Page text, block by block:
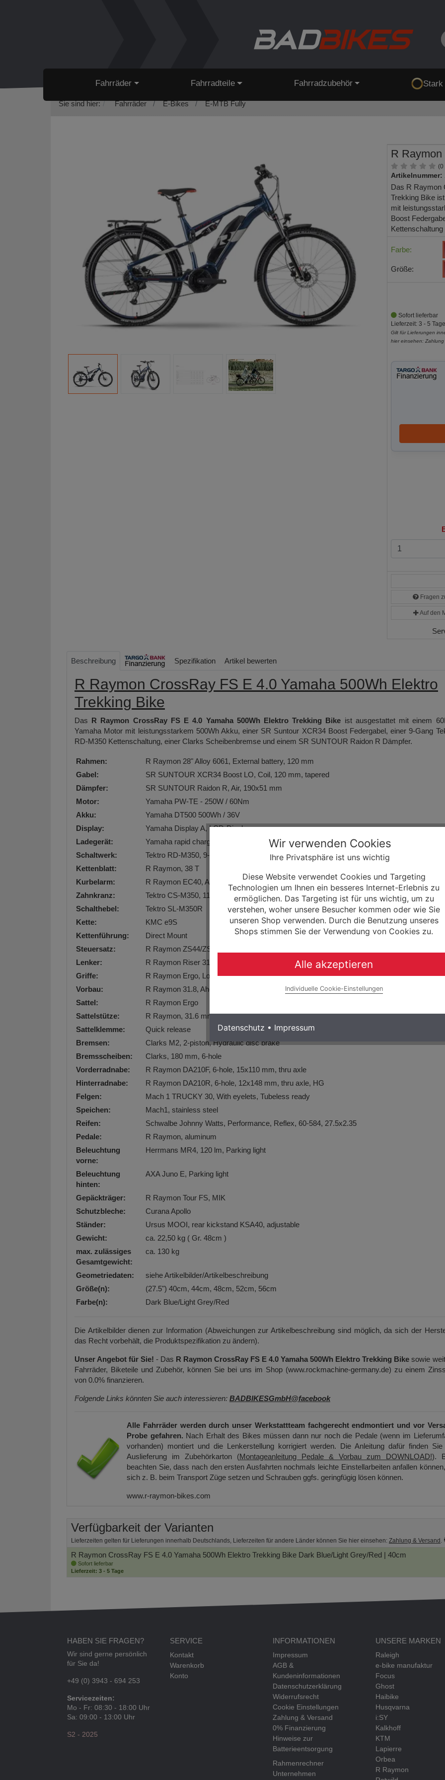
Fahrräder Fahrradteile Fahrradzubehör Stark
Sie sind hier: Fahrräder E-Bikes E-MTB Fully
R
(0
Artikelnummer:
Das R Raymon
Trekking Bike
mit
Boost
Farbe:
Größe:
Sofort lieferbar
Lieferzeit: 3 - 5
Gilt für Lieferungen
hier einsehen:
Fragen
Auf den
Beschreibung Spezifikation Artikel bewerten
R Raymon CrossRay FS E 4.0 Yamaha 500Wh Elektro
Trekking Bike
Das R Raymon CrossRay FS E 4.0 Yamaha 500Wh Elektro Trekking Bike ist ausgestattet mit einem
Yamaha Motor mit leistungsstarkem 500Wh Akku, einer SR Suntour XCR34 Boost Federgabel, einer 9-Gang
RD-M350 Kettenschaltung, einer Clarks Scheibenbremse und einem SR SUNTOUR Raidon R Dämpfer.
Rahmen:
R Raymon 28" Alloy 6061, External battery, 120 mm
Gabel:
SR SUNTOUR XCR34 Boost LO, Coil, 120 mm, tapered
Dämpfer:
SR SUNTOUR Raidon R, Air, 190x51 mm
Motor:
Yamaha PW-TE - 250W / 60Nm
Akku:
Yamaha DT500 500Wh / 36V
Display:
Yamaha Display A, LCD-Display
Ladegerät:
Yamaha rapid charger, 4 A
Schaltwerk:
Tektro RD-M350, 9-S
Kettenblatt:
R Raymon, 38 T
Kurbelarm:
R Raymon EC40, Aluminum forged, JIS
Zahnkranz:
Tektro CS-M350, 11-46 T
Schalthebel:
Tektro SL-M350R
Kette:
KMC e9S
Kettenführung:
Direct Mount
Steuersatz:
R Raymon ZS44/ZS56
Lenker:
R Raymon Riser 31.8 mm, 700 mm, Sweep: 9 °, Rise: 12 mm
Griffe:
R Raymon Ergo, Lock-on grips
Vorbau:
R Raymon 31.8, Ahead, adjustable
Sattel:
R Raymon Ergo
Sattelstütze:
R Raymon, 31.6 mm, Patent
Sattelklemme:
Quick release
Bremsen:
Clarks M2, 2-piston, Hydraulic disc brake
Bremsscheiben:
Clarks, 180 mm, 6-hole
Vorderradnabe:
R Raymon DA210F, 6-hole, 15x110 mm, thru axle
Hinterradnabe:
R Raymon DA210R, 6-hole, 12x148 mm, thru axle, HG
Felgen:
Mach 1 TRUCKY 30, With eyelets, Tubeless ready
Speichen:
Mach1, stainless steel
Reifen:
Schwalbe Johnny Watts, Performance, Reflex, 60-584, 27.5x2.35
Pedale:
R Raymon, aluminum
Beleuchtung
vorne:
Herrmans MR4, 120 lm, Parking light
Beleuchtung
hinten:
AXA Juno E, Parking light
Gepäckträger:
R Raymon Tour FS, MIK
Schutzbleche:
Curana Apollo
Ständer:
Ursus MOOI, rear kickstand KSA40, adjustable
Gewicht:
ca. 22,50 kg ( Gr. 48cm )
max. zulässiges
Gesamtgewicht:
ca. 130 kg
Geometriedaten:
siehe Artikelbilder/Artikelbeschreibung
Größe(n):
(27.5") 40cm, 44cm, 48cm, 52cm, 56cm
Farbe(n):
Dark Blue/Light Grey/Red
Die Artikelbilder dienen zur Information (Abweichungen zur Artikelbeschreibung sind möglich, da sich der
das Recht vorbehält, die Produktspezifikation zu ändern).
Unser Angebot für Sie! - Das R Raymon CrossRay FS E 4.0 Yamaha 500Wh Elektro Trekking Bike sowie
Fahrräder, Biketeile und Zubehör, können Sie bei uns im Shop (www.rockmachine-germany.de) zu einem
von 0.0% finanzieren.
Folgende Links könnten Sie auch interessieren: BADBIKESGmbH@facebook
Alle Fahrräder werden durch unser Werkstattteam fachgerecht endmontiert und vor
Probe gefahren. Nach Erhalt des Bikes müssen dann nur noch die Pedale (wenn im
vorhanden) montiert und die Lenkerstellung korrigiert werden. Die Anleitung dafür finden Sie
Auslieferung im Zubehörkarton (Montageanleitung Pedale & Vorbau zum DOWNLOAD!).
beachten Sie, dass nach den ersten Ausfahrten nochmals leichte Einstellarbeiten anfallen
sich z. B. beim Transport Züge setzen und Schrauben ggfs. geringfügig lösen können.
www.r-raymon-bikes.com
Verfügbarkeit der Varianten
Lieferzeiten gelten für Lieferungen innerhalb Deutschlands, Lieferzeiten für andere Länder können Sie hier einsehen: Zahlung & Versand .
R Raymon CrossRay FS E 4.0 Yamaha 500Wh Elektro Trekking Bike Dark Blue/Light Grey/Red | 40cm
Sofort lieferbar
Lieferzeit: 3 - 5 Tage
HABEN SIE FRAGEN?
Wir sind gerne persönlich
für Sie da!
+49 (0) 3943 - 694 253
Servicezeiten:
Mo - Fr: 08:30 - 18:00 Uhr
Sa: 09:00 - 13:00 Uhr
S2 - 2025
SERVICE
Kontakt
Warenkorb
Konto
INFORMATIONEN
Impressum
AGB &
Kundeninformationen
Datenschutzerklärung
Widerrufsrecht
Cookie Einstellungen
Zahlung & Versand
0% Finanzierung
Hinweise zur
Batterieentsorgung
Rahmenrechner
Unternehmen
UNSERE MARKEN
Raleigh
e-bike manufaktur
Focus
Ghost
Haibike
Husqvarna
i:SY
Kalkhoff
KTM
Lapierre
Orbea
R Raymon
Wir verwenden Cookies
Ihre Privatsphäre ist uns wichtig
Diese Website verwendet Cookies und Targeting
Technologien um Ihnen ein besseres Internet-Erlebnis zu
ermöglichen. Das Targeting ist für uns wichtig, um zu
verstehen, woher unsere Besucher kommen oder wie Sie
unseren Shop verwenden. Durch die Benutzung unseres
Shops stimmen Sie der Verwendung von Cookies zu.
Alle akzeptieren
Individuelle Cookie-Einstellungen
Datenschutz • Impressum